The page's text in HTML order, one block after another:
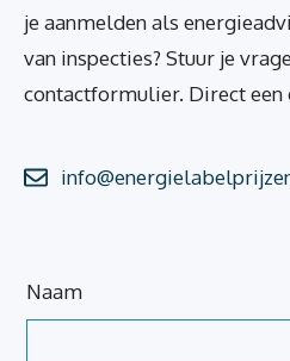
je aanmelden als
van inspecties? Stuur je
contactformulier. Direct een
Laat
dit
Naam